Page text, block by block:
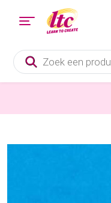
Producten
zoeken